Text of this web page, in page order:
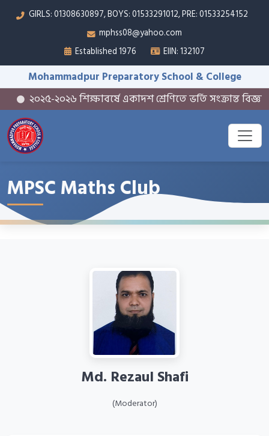
GIRLS: 01308630897, BOYS: 01533291012, PRE: 01533254152
mphss08@yahoo.com
Established 1976
EIIN: 132107
Mohammadpur Preparatory School & College
২০২৫-২০২৬ শিক্ষাবর্ষে একাদশ শ্রেণিতে ভর্তি সংক্রান্ত বিজ্ঞপ্তি
MPSC Maths Club
Md. Rezaul Shafi
(Moderator)